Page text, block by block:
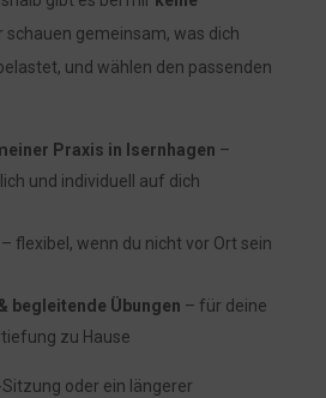
schauen gemeinsam, was dich
und wählen den passenden
Praxis in Isernhagen –
und individuell auf dich
– flexibel, wenn du nicht vor Ort sein
begleitende Übungen – für deine
zu Hause
oder ein längerer